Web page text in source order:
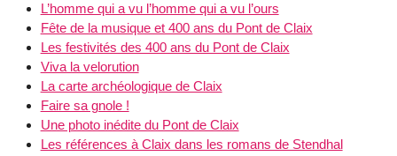
L’homme qui a vu l’homme qui a vu l’ours
Fête de la musique et 400 ans du Pont de Claix
Les festivités des 400 ans du Pont de Claix
Viva la velorution
La carte archéologique de Claix
Faire sa gnole !
Une photo inédite du Pont de Claix
Les références à Claix dans les romans de Stendhal